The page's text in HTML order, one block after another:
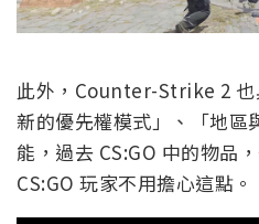
此外，Counter-Strike 2 也
新的優先權模式」、「地區
能，過去 CS:GO 中的物品
CS:GO 玩家不用擔心這點。